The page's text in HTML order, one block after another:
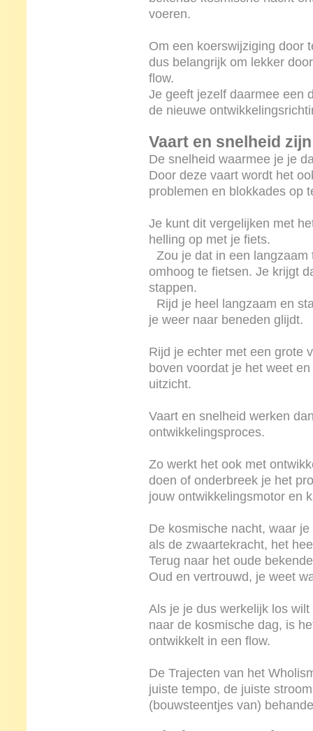
voeren.
Om een koerswijziging door
dus belangrijk om lekker
flow.
Je geeft jezelf daarmee een
de nieuwe
Vaart en snelheid
De snelheid waarmee je je
Door deze vaart wordt het
problemen en blokkades op
Je kunt dit vergelijken met
helling op met je fiets.
Zou je dat in een
omhoog te fietsen. Je krijgt
stappen.
Rijd je heel langzaam en
je weer naar beneden glijdt.
Rijd je echter met een grote
boven voordat je het weet
uitzicht.
Vaart en snelheid werken
ontwikkelingsproces.
Zo werkt het ook met
doen of onderbreek je het
jouw ontwikkelingsmotor en
De kosmische nacht, waar
als de zwaartekracht, het
Terug naar het oude
Oud en vertrouwd, je weet
Als je je dus werkelijk los
naar de kosmische dag, is
ontwikkelt in een flow.
De Trajecten van het
juiste tempo, de juiste
(bouwsteentjes van)